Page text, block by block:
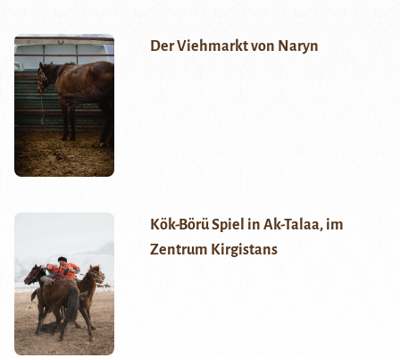
Der Viehmarkt von Naryn
Kök-Börü Spiel in Ak-Talaa, im
Zentrum Kirgistans